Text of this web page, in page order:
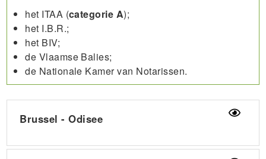
het ITAA (categorie A);
het I.B.R.;
het BIV;
de Vlaamse Balies;
de Nationale Kamer van Notarissen.
Brussel - Odisee